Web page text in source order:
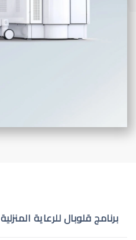
برنامج قلوبال للرعاية المنزلية